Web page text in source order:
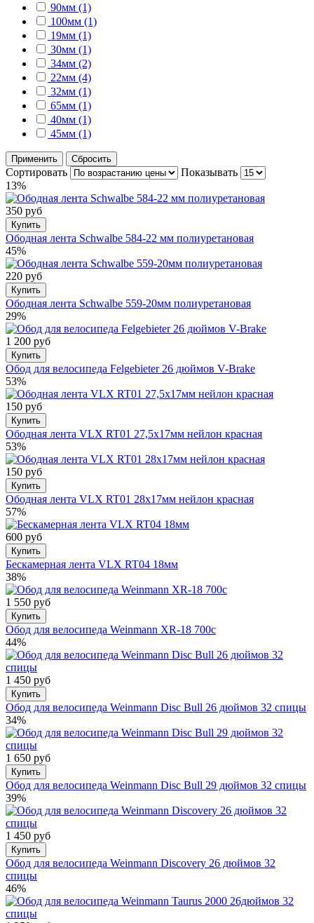
90мм (1)
100мм (1)
19мм (1)
30мм (1)
34мм (2)
22мм (4)
32мм (1)
65мм (1)
40мм (1)
45мм (1)
Применить Сбросить
Сортировать
Показывать
13%
350 руб
Купить
Ободная лента Schwalbe 584-22 мм полиуретановая
45%
220 руб
Купить
Ободная лента Schwalbe 559-20мм полиуретановая
29%
1 200 руб
Купить
Обод для велосипеда Felgebieter 26 дюймов V-Brake
53%
150 руб
Купить
Ободная лента VLX RT01 27,5х17мм нейлон красная
53%
150 руб
Купить
Ободная лента VLX RT01 28х17мм нейлон красная
57%
600 руб
Купить
Бескамерная лента VLX RT04 18мм
38%
1 550 руб
Купить
Обод для велосипеда Weinmann XR-18 700с
44%
1 450 руб
Купить
Обод для велосипеда Weinmann Disc Bull 26 дюймов 32 спицы
34%
1 650 руб
Купить
Обод для велосипеда Weinmann Disc Bull 29 дюймов 32 спицы
39%
1 450 руб
Купить
Обод для велосипеда Weinmann Discovery 26 дюймов 32
спицы
46%